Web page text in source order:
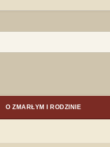
O ZMARŁYM I RODZINIE